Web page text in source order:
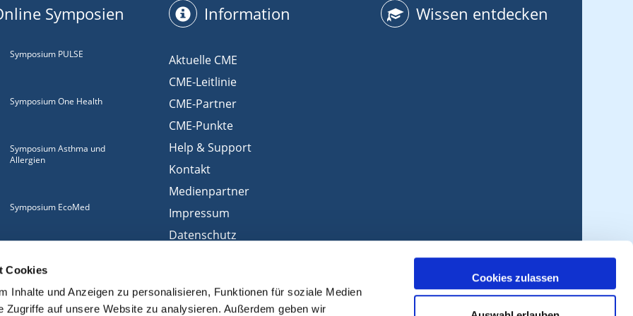
Cookies
Inhalte und Anzeigen zu personalisieren, Funktionen für soziale Medien
Zugriffe auf unsere Website zu analysieren. Außerdem geben wir
Cookies zulassen
Symposien
Symposium PULSE
Symposium One Health
Symposium Asthma und
Allergien
Symposium EcoMed
ADIPOSITAS
Information
Aktuelle CME
CME-Leitlinie
CME-Partner
CME-Punkte
Help & Support
Kontakt
Medienpartner
Impressum
Datenschutz
Wissen entdecken